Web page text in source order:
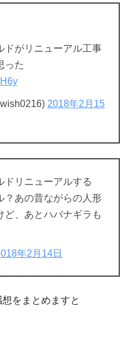
ドがリニューアル工事
った
2018年2月15
ドリニューアルする
？あの昔ながらの人形
ど、あとハバナギラも
年2月14日
をまとめますと